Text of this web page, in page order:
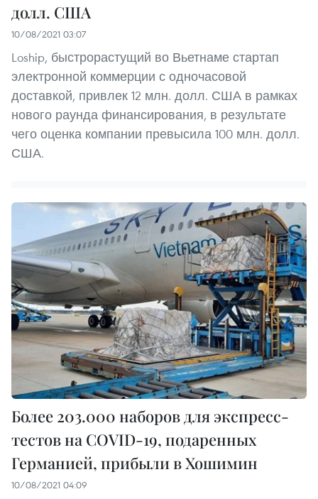
долл. США
10/08/2021 03:07
Loship, быстрорастущий во Вьетнаме стартап
электронной коммерции с одночасовой
доставкой, привлек 12 млн. долл. США в рамках
нового раунда финансирования, в результате
чего оценка компании превысила 100 млн. долл.
США.
Более 203.000 наборов для экспресс-
тестов на COVID-19, подаренных
Германией, прибыли в Хошимин
10/08/2021 04:09